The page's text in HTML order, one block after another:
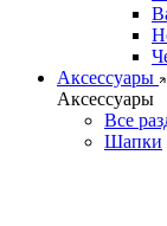
Аксессуары
Аксессуары
Все
Шапки